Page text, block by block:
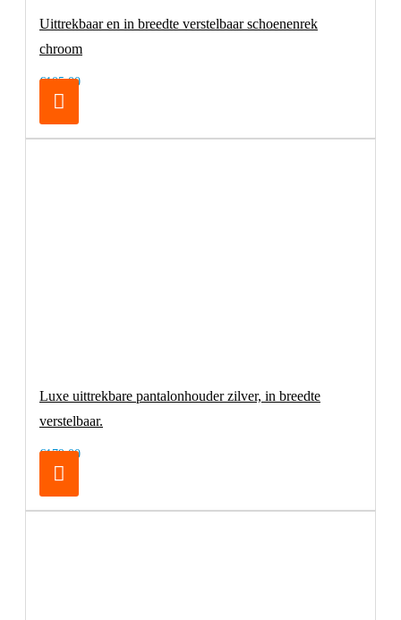
Uittrekbaar en in breedte verstelbaar schoenenrek
chroom
€105,00
Luxe uittrekbare pantalonhouder zilver, in breedte
verstelbaar.
€179,00